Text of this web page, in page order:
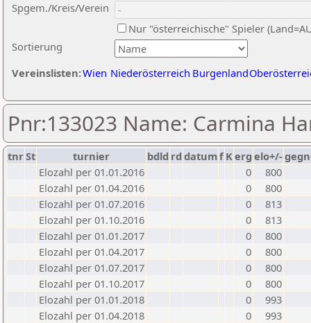
Sortierung
Spgem./Kreis/Verein
Nur "österreichische" Spieler
Vereinslisten:Wien Niederösterreich Burgenland
Pnr:133023 Name: Carmina
tnrSt turnier bdld rd datumf Kerg elo+/-
Elozahl per 01.01.2016
0
800
Elozahl per 01.04.2016
0
800
Elozahl per 01.07.2016
0
813
Elozahl per 01.10.2016
0
813
Elozahl per 01.01.2017
0
800
Elozahl per 01.04.2017
0
800
Elozahl per 01.07.2017
0
800
Elozahl per 01.10.2017
0
800
Elozahl per 01.01.2018
0
993
Elozahl per 01.04.2018
0
993